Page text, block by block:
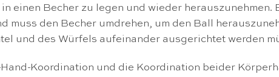
einen Becher zu legen und wieder herauszunehmen.
den Becher umdrehen, um den Ball
und des Würfels aufeinander ausgerichtet werden
Koordination und die Koordination beider